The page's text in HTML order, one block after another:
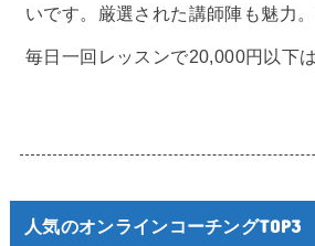
いです。厳選された講師陣も魅力
毎日一回レッスンで20,000円以下
人気のオンラインコーチングTOP3